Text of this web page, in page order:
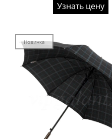
Узнать цену
Новинка